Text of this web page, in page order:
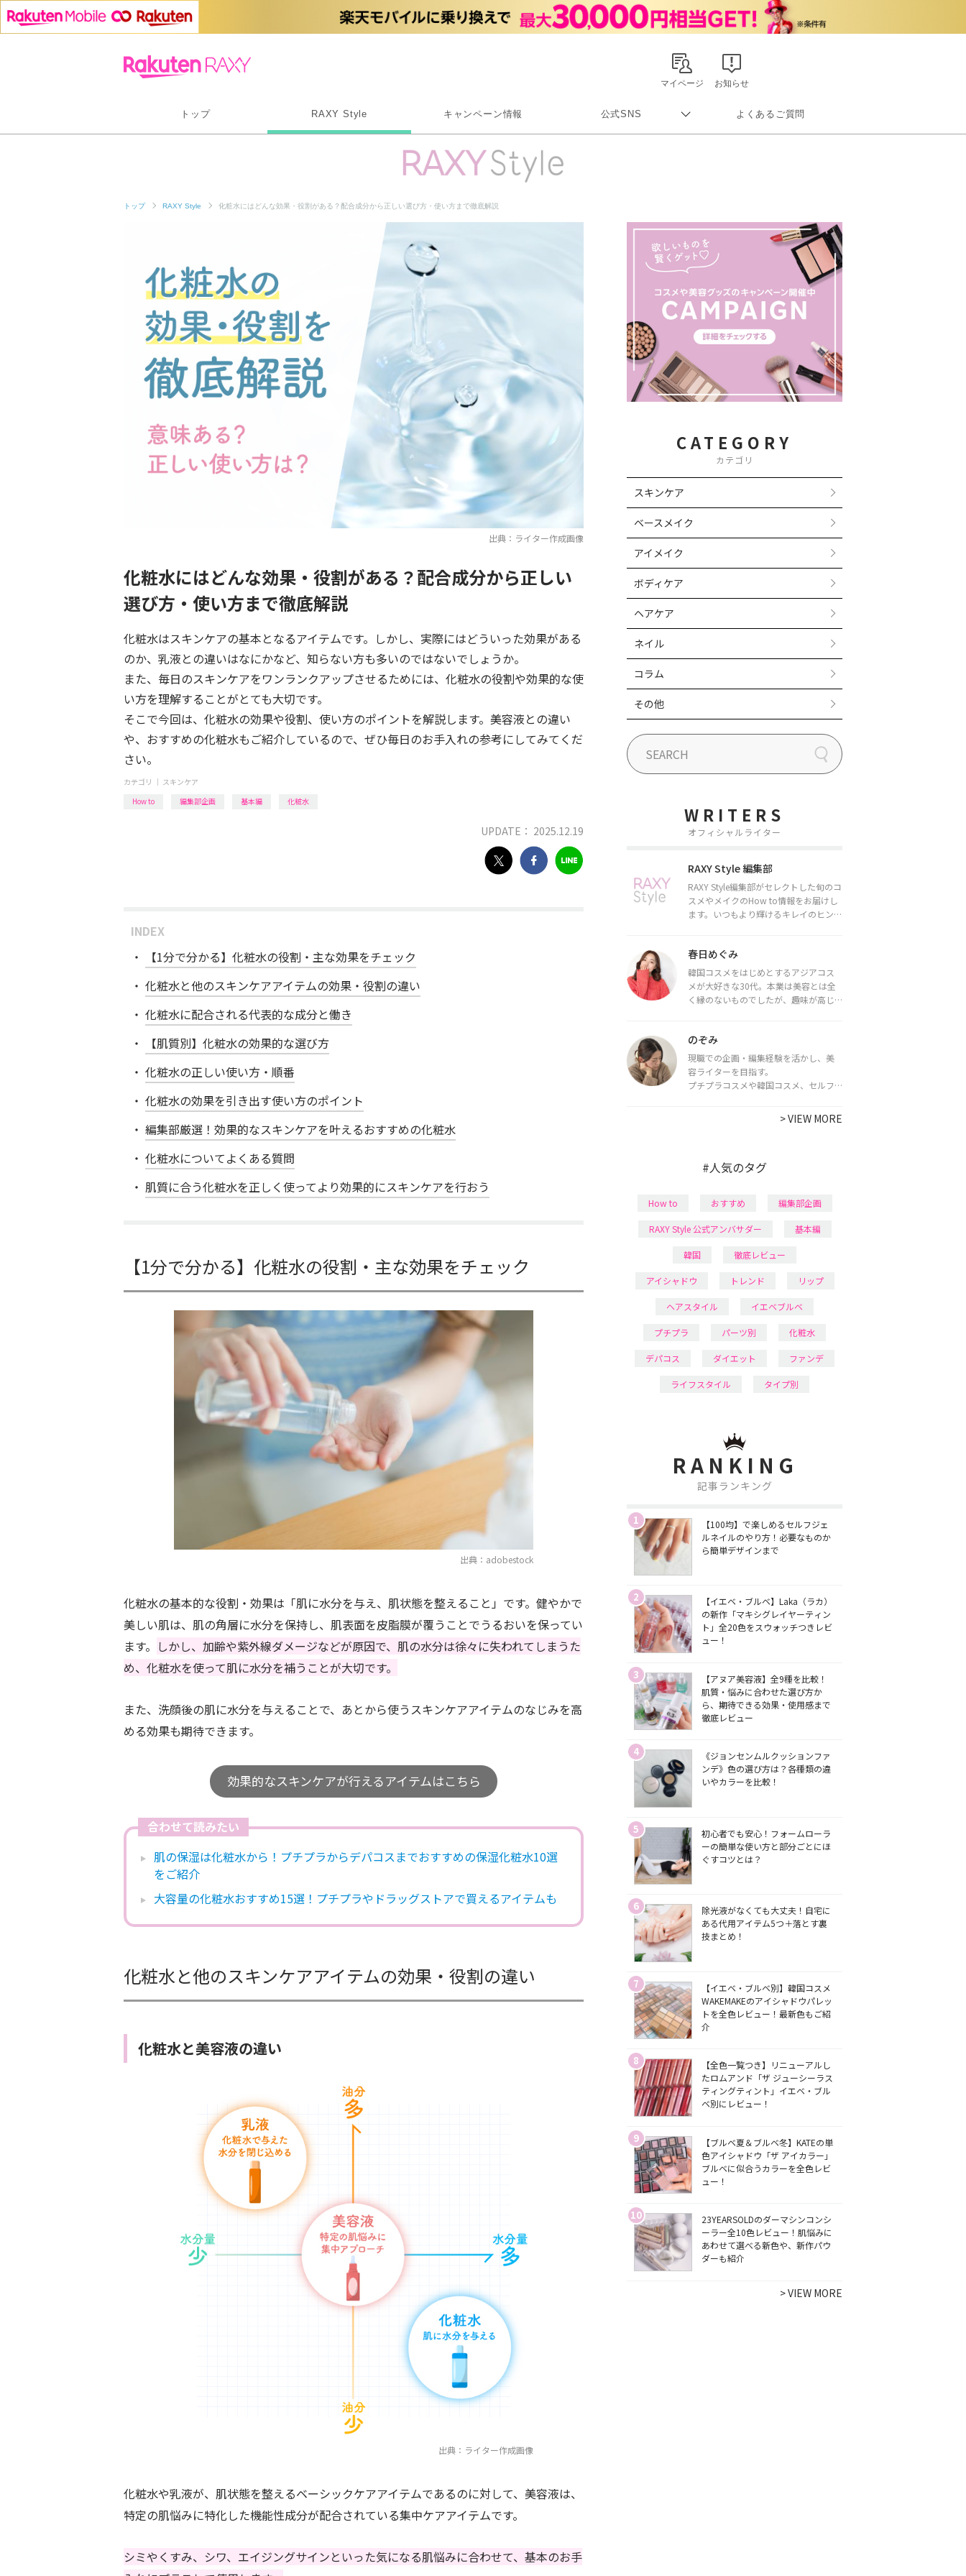
お知らせ
マイページ
トップ RAXY Style キャンペーン情報 公式SNS
Rakuten Link
よくあるご質問
トップ RAXY Style 化粧水にはどんな効果・役割がある？配合成分から正しい選び方・使い方まで徹底解説
出典：ライター作成画像
化粧水にはどんな効果・役割がある？配合成分から正しい
選び方・使い方まで徹底解説
化粧水はスキンケアの基本となるアイテムです。しかし、実際にはどういった効果がある
のか、乳液との違いはなにかなど、知らない方も多いのではないでしょうか。
また、毎日のスキンケアをワンランクアップさせるためには、化粧水の役割や効果的な使
い方を理解することがとても大切です。
そこで今回は、化粧水の効果や役割、使い方のポイントを解説します。美容液との違い
や、おすすめの化粧水もご紹介しているので、ぜひ毎日のお手入れの参考にしてみてくだ
さい。
カテゴリ ｜ スキンケア
How to
編集部企画 基本編 化粧水
UPDATE： 2025.12.19
INDEX
【1分で分かる】化粧水の役割・主な効果をチェック
化粧水と他のスキンケアアイテムの効果・役割の違い
化粧水に配合される代表的な成分と働き
【肌質別】化粧水の効果的な選び方
化粧水の正しい使い方・順番
化粧水の効果を引き出す使い方のポイント
編集部厳選！効果的なスキンケアを叶えるおすすめの化粧水
化粧水についてよくある質問
肌質に合う化粧水を正しく使ってより効果的にスキンケアを行おう
【1分で分かる】化粧水の役割・主な効果をチェック
出典：adobestock
化粧水の基本的な役割・効果は「肌に水分を与え、肌状態を整えること」です。健やかで
美しい肌は、肌の角層に水分を保持し、肌表面を皮脂膜が覆うことでうるおいを保ってい
ます。 しかし、加齢や紫外線ダメージなどが原因で、肌の水分は徐々に失われてしまうた
め、化粧水を使って肌に水分を補うことが大切です。
また、洗顔後の肌に水分を与えることで、あとから使うスキンケアアイテムのなじみを高
める効果も期待できます。
効果的なスキンケアが行えるアイテムはこちら
合わせて読みたい
肌の保湿は化粧水から！プチプラからデパコスまでおすすめの保湿化粧水10選
をご紹介
大容量の化粧水おすすめ15選！プチプラやドラッグストアで買えるアイテムも
化粧水と他のスキンケアアイテムの効果・役割の違い
化粧水と美容液の違い
出典：ライター作成画像
化粧水や乳液が、肌状態を整えるベーシックケアアイテムであるのに対して、美容液は、
特定の肌悩みに特化した機能性成分が配合されている集中ケアアイテムです。
シミやくすみ、シワ、エイジングサインといった気になる肌悩みに合わせて、基本のお手
CATEGORY
カテゴリ
スキンケア
ベースメイク
アイメイク
ボディケア
ヘアケア
ネイル
コラム
その他
WRITERS
オフィシャルライター
RAXY Style 編集部
RAXY Style編集部がセレクトした旬のコ
スメやメイクのHow to情報をお届けし
ます。いつもより輝けるキレイのヒント
春日めぐみ
韓国コスメをはじめとするアジアコス
メが大好きな30代。本業は美容とは全
く縁のないものでしたが、趣味が高じ
ライターとして活動中。
都内で16タイプパーソナルカラー診
断・顔タイプ診断・骨格診断によるイ
メージコンサルティングも行っていま
のぞみ
現職での企画・編集経験を活かし、美
容ライターを目指す。
プチプラコスメや韓国コスメ、セルフ
で最新情報をチェック。家事や育児の合
間に取り入れられる時短美容テクも実
>VIEW MORE
#人気のタグ
How to おすすめ 編集部企画
RAXY Style 公式アンバサダー 基本編
韓国 徹底レビュー
アイシャドウ トレンド リップ
ヘアスタイル イエベブルベ
プチプラ パーツ別 化粧水
デパコス ダイエット ファンデ
ライフスタイル タイプ別
RANKING
記事ランキング
1
【100均】で楽しめるセルフジェ
ルネイルのやり方！必要なものか
ら簡単デザインまで
2
【イエベ・ブルベ】Laka（ラカ）
の新作「マキシグレイヤーティン
ト」全20色をスウォッチつきレビ
ュー！
3
【アヌア美容液】全9種を比較！
肌質・悩みに合わせた選び方か
ら、期待できる効果・使用感まで
徹底レビュー
4
《ジョンセンムルクッションファ
ンデ》色の選び方は？各種類の違
いやカラーを比較！
5
初心者でも安心！フォームローラ
ーの簡単な使い方と部分ごとにほ
ぐすコツとは？
6
除光液がなくても大丈夫！自宅に
ある代用アイテム5つ＋落とす裏
技まとめ！
7
【イエベ・ブルベ別】韓国コスメ
WAKEMAKEのアイシャドウパレッ
トを全色レビュー！最新色もご紹
介
8
【全色一覧つき】リニューアルし
たロムアンド「ザ ジューシーラス
ティングティント」イエベ・ブル
ベ別にレビュー！
9
【ブルベ夏＆ブルベ冬】KATEの単
色アイシャドウ「ザ アイカラー」
ブルベに似合うカラーを全色レビ
ュー！
10
23YEARSOLDのダーマシンコンシ
ーラー全10色レビュー！肌悩みに
あわせて選べる新色や、新作パウ
ダーも紹介
>VIEW MORE